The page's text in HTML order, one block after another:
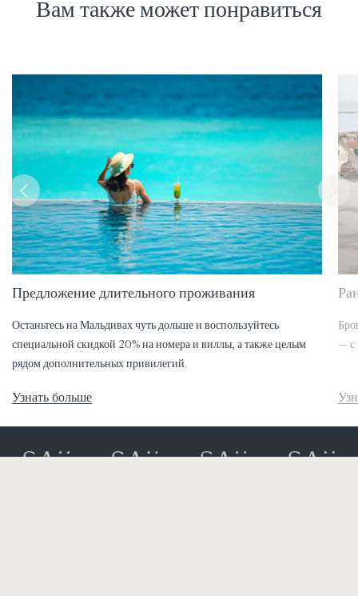
Вам также может понравиться
Предложение длительного проживания
Останьтесь на Мальдивах чуть дольше и воспользуйтесь
специальной скидкой 20% на номера и виллы, а также целым
рядом дополнительных привилегий.
Узнать больше
— с